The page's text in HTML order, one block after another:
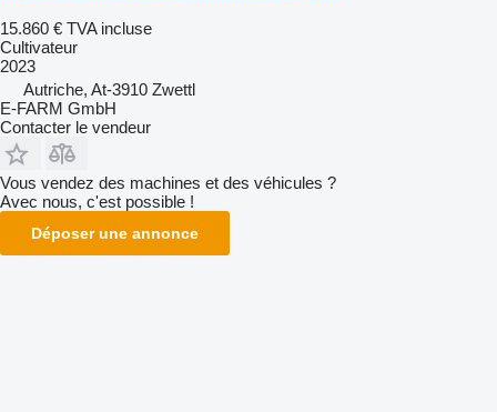
15.860 € TVA incluse
Cultivateur
2023
Autriche, At-3910 Zwettl
E-FARM GmbH
Contacter le vendeur
Vous vendez des machines et des véhicules ?
Avec nous, c'est possible !
Déposer une annonce